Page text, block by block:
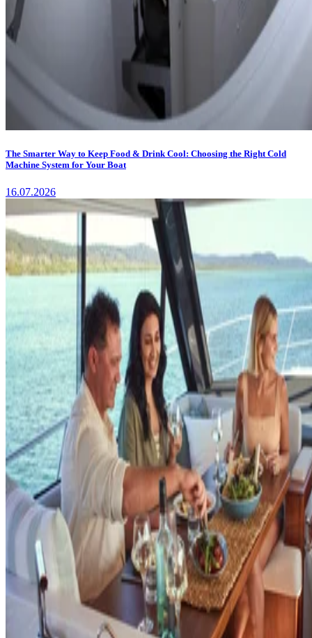
The Smarter Way to Keep Food & Drink Cool: Choosing the Right Cold
Machine System for Your Boat
16.07.2026